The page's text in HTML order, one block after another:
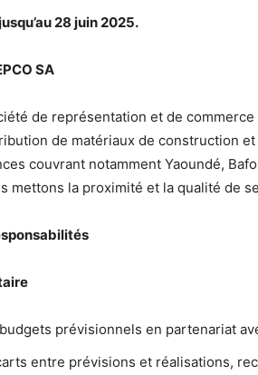
28 juin 2025.
SA
de représentation et de commerce
de matériaux de construction et
couvrant notamment Yaoundé,
mettons la proximité et la qualité de
prévisionnels en partenariat
entre prévisions et réalisations,